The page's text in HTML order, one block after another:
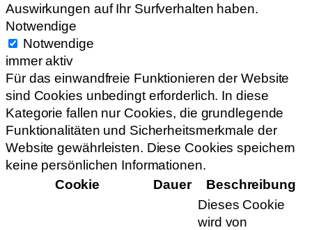
Auswirkungen auf Ihr Surfverhalten haben.
Notwendige
Notwendige
immer aktiv
Für das einwandfreie Funktionieren der Website
sind Cookies unbedingt erforderlich. In diese
Kategorie fallen nur Cookies, die grundlegende
Funktionalitäten und Sicherheitsmerkmale der
Website gewährleisten. Diese Cookies speichern
keine persönlichen Informationen.
Cookie
Dauer Beschreibung
Dieses Cookie
wird von